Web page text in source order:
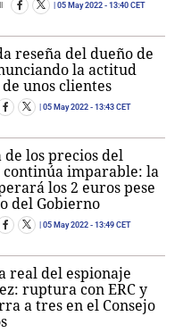
05 May 2022 - 13:40 CET
reseña del dueño de
la actitud
unos clientes
05 May 2022 - 13:43 CET
de los precios del
imparable: la
los 2 euros pese
del Gobierno
05 May 2022 - 13:49 CET
real del espionaje
ruptura con ERC y
a tres en el Consejo